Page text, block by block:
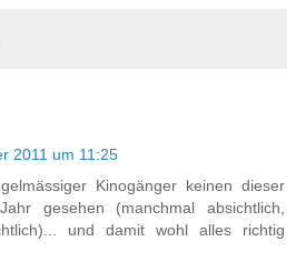
2011 um 11:25
Kinogänger keinen dieser
gesehen (manchmal absichtlich,
und damit wohl alles richtig